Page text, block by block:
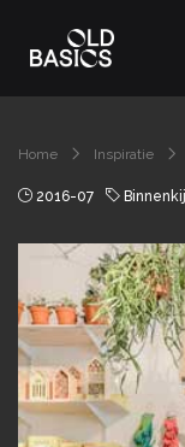
Home Inspiratie
2016-07